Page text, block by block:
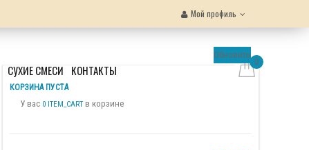
Мой профиль
СУХИЕ СМЕСИ КОНТАКТЫ
0
КОРЗИНА ПУСТА
У вас 0 ITEM_CART в корзине
Обновить